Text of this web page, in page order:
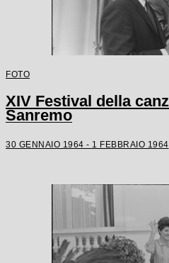
FOTO
XIV Festival della
Sanremo
30 GENNAIO 1964 - 1 FEBBRAIO 1964